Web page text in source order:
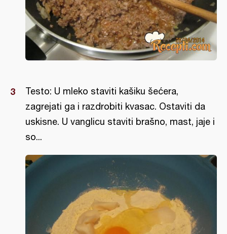
Testo: U mleko staviti kašiku šećera,
zagrejati ga i razdrobiti kvasac. Ostaviti da
uskisne. U vanglicu staviti brašno, mast, jaje i
so...